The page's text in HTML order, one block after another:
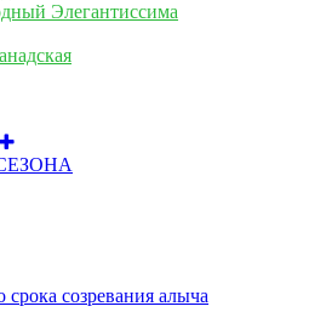
Элегантиссима
срока созревания алыча